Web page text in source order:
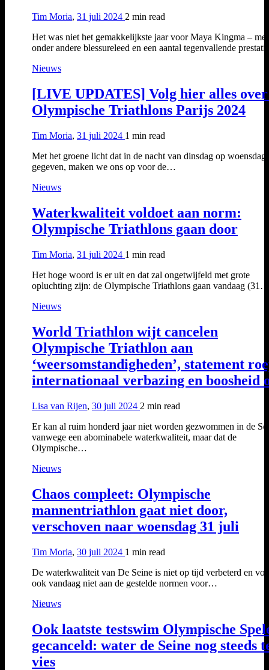
Tim Moria, 31 juli 2024 2 min read
Het was niet het gemakkelijkste jaar voor Maya Kingma – met
onder andere blessureleed en een aantal tegenvallende
Nieuws
[LIVE UPDATES] Volg hier alles
Olympische Triathlons Parijs 2024
Tim Moria, 31 juli 2024 1 min read
Met het groene licht dat in de nacht van dinsdag op woensdag
gegeven, maken we ons op voor de…
Nieuws
Waterkwaliteit voldoet aan norm:
Olympische Triathlons gaan door
Tim Moria, 31 juli 2024 1 min read
Het hoge woord is er uit en dat zal ongetwijfeld met grote
opluchting zijn: de Olympische Triathlons gaan vandaag (31…
Nieuws
World Triathlon wijt cancelen
Olympische Triathlon aan
‘weersomstandigheden’, statement
internationaal verbazing en boosheid
Lisa van Rijen, 30 juli 2024 2 min read
Er kan al ruim honderd jaar niet worden gezwommen in de
vanwege een abominabele waterkwaliteit, maar dat de
Olympische…
Nieuws
Chaos compleet: Olympische
mannentriathlon gaat niet door,
verschoven naar woensdag 31 juli
Tim Moria, 30 juli 2024 1 min read
De waterkwaliteit van De Seine is niet op tijd verbeterd en
ook vandaag niet aan de gestelde normen voor…
Nieuws
Ook laatste testswim Olympische
gecanceld: water de Seine nog steeds
vies